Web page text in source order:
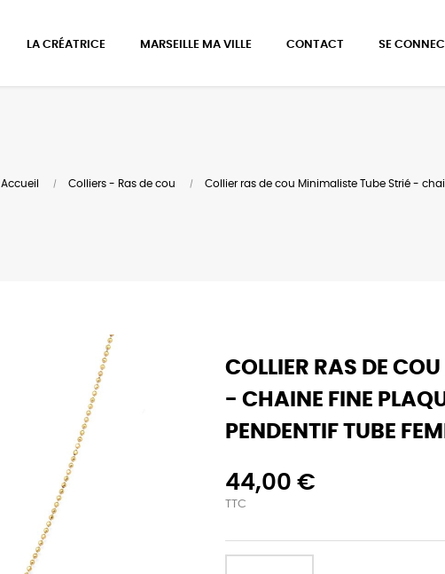
LA CRÉATRICE MARSEILLE MA VILLE CONTACT SE
Accueil Colliers - Ras de cou Collier ras de cou Minimaliste Tube Strié -
COLLIER RAS DE
- CHAINE FINE
PENDENTIF TUBE
44,00 €
TTC